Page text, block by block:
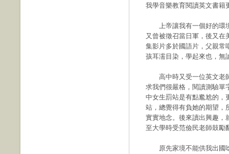
我學音樂教育閱讀英文書籍
上帝讓我有一個好的環境
又曾被徵召當日軍，後又在
集影片多於國語片，父親常
孩耳濡目染，學起來也，無
高中時又受一位英文老師
求我們很嚴格，閱讀測驗單
中女生罰站是有點尷尬的，
站，總覺得有負她的期望，
實實地念。後來讀出興趣，
至大學時受范儉民老師鼓勵
原先家境不能供我出國唸